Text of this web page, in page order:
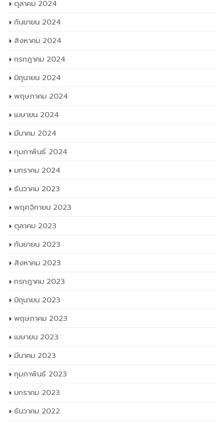
ตุลาคม 2024
กันยายน 2024
สิงหาคม 2024
กรกฎาคม 2024
มิถุนายน 2024
พฤษภาคม 2024
เมษายน 2024
มีนาคม 2024
กุมภาพันธ์ 2024
มกราคม 2024
ธันวาคม 2023
พฤศจิกายน 2023
ตุลาคม 2023
กันยายน 2023
สิงหาคม 2023
กรกฎาคม 2023
มิถุนายน 2023
พฤษภาคม 2023
เมษายน 2023
มีนาคม 2023
กุมภาพันธ์ 2023
มกราคม 2023
ธันวาคม 2022